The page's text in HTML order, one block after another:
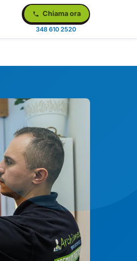
Chiama ora
348 610 2520